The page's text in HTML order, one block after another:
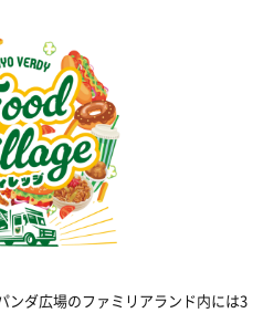
ンダ広場のファミリアランド内には3